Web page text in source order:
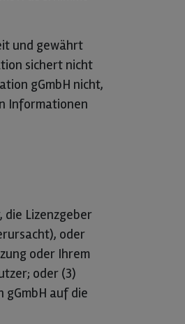
und gewährt
sichert nicht
gGmbH nicht,
Informationen
die Lizenzgeber
oder
oder Ihrem
oder (3)
auf die